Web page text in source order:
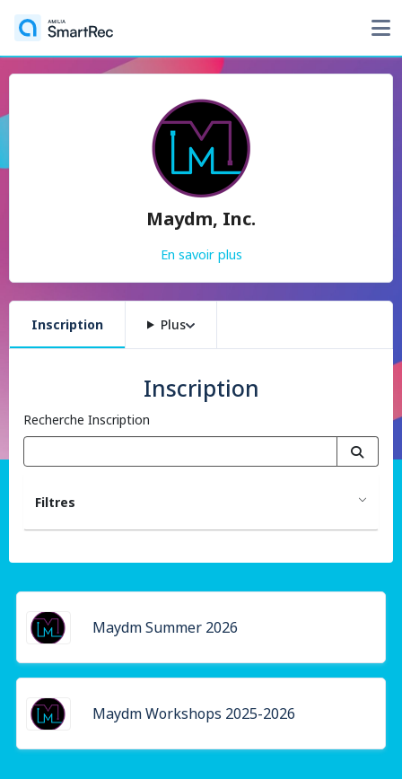
Maydm, Inc.
En savoir plus
Inscription Plus
Inscription
Recherche Inscription
Filtres
Maydm Summer 2026
Maydm Workshops 2025-2026